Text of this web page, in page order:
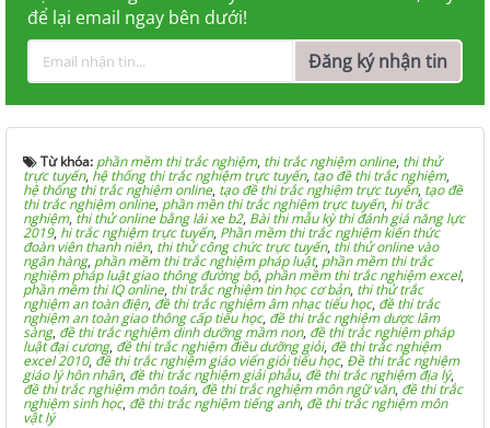
để lại email ngay bên dưới!
Đăng ký nhận tin
Từ khóa: phần mềm thi trắc nghiệm, thi trắc nghiệm online, thi thử
trực tuyến, hệ thống thi trắc nghiệm trực tuyến, tạo đề thi trắc nghiệm,
hệ thống thi trắc nghiệm online, tạo đề thi trắc nghiệm trực tuyến, tạo đề
thi trắc nghiệm online, phần mền thi trắc nghiệm trực tuyến, hi trắc
nghiệm, thi thử online bằng lái xe b2, Bài thi mẫu kỳ thi đánh giá năng lực
2019, hi trắc nghiệm trực tuyến, Phần mềm thi trắc nghiệm kiến thức
đoàn viên thanh niên, thi thử công chức trực tuyến, thi thử online vào
ngân hàng, phần mềm thi trắc nghiệm pháp luật, phần mềm thi trắc
nghiệm pháp luật giao thông đường bộ, phần mềm thi trắc nghiệm excel,
phần mềm thi IQ online, thi trắc nghiệm tin học cơ bản, thi thử trắc
nghiệm an toàn điện, đề thi trắc nghiệm âm nhạc tiểu học, đề thi trắc
nghiệm an toàn giao thông cấp tiểu học, đề thi trắc nghiệm dược lâm
sàng, đề thi trắc nghiệm dinh dưỡng mầm non, đề thi trắc nghiệm pháp
luật đại cương, đề thi trắc nghiệm điều dưỡng giỏi, đề thi trắc nghiệm
excel 2010, đề thi trắc nghiệm giáo viển giỏi tiểu học, Đề thi trắc nghiệm
giáo lý hôn nhân, đề thi trắc nghiệm giải phẫu, đề thi trắc nghiệm địa lý,
đề thi trắc nghiệm môn toán, đề thi trắc nghiệm môn ngữ văn, đề thi trắc
nghiệm sinh học, đề thi trắc nghiệm tiếng anh, đề thi trắc nghiệm môn
vật lý